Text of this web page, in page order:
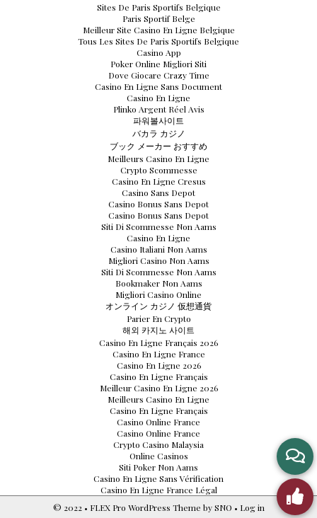
Sites De Paris Sportifs Belgique
Paris Sportif Belge
Meilleur Site Casino En Ligne Belgique
Tous Les Sites De Paris Sportifs Belgique
Casino App
Poker Online Migliori Siti
Dove Giocare Crazy Time
Casino En Ligne Sans Document
Casino En Ligne
Plinko Argent Réel Avis
파워볼사이트
バカラ カジノ
ブック メーカー おすすめ
Meilleurs Casino En Ligne
Crypto Scommesse
Casino En Ligne Cresus
Casino Sans Depot
Casino Bonus Sans Depot
Casino Bonus Sans Depot
Siti Di Scommesse Non Aams
Casino En Ligne
Casino Italiani Non Aams
Migliori Casino Non Aams
Siti Di Scommesse Non Aams
Bookmaker Non Aams
Migliori Casino Online
オンライン カジノ 仮想通貨
Parier En Crypto
해외 카지노 사이트
Casino En Ligne Français 2026
Casino En Ligne France
Casino En Ligne 2026
Casino En Ligne Français
Meilleur Casino En Ligne 2026
Meilleurs Casino En Ligne
Casino En Ligne Français
Casino Online France
Casino Online France
Crypto Casino Malaysia
Online Casinos
Siti Poker Non Aams
Casino En Ligne Sans Vérification
Casino En Ligne France Légal
© 2022 • FLEX Pro WordPress Theme bySNO • Log in